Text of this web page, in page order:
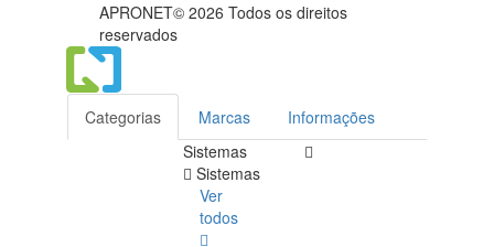
APRONET© 2026 Todos os direitos
reservados
Categorias Marcas
Informações
Sistemas
Sistemas
Ver
todos